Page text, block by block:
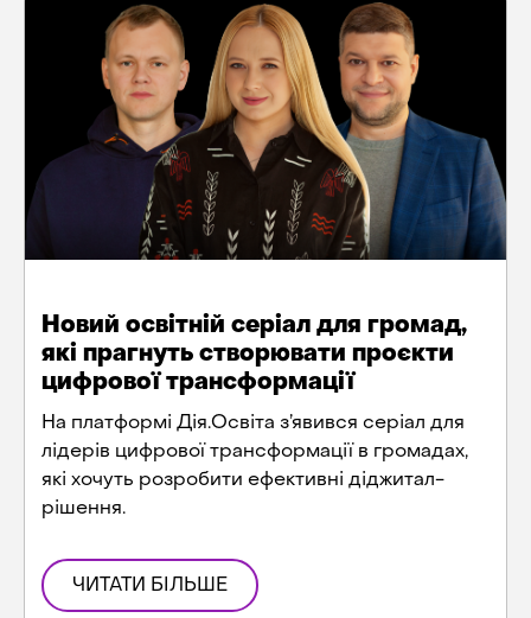
Новий освітній серіал для громад,
які прагнуть створювати проєкти
цифрової трансформації
На платформі Дія.Освіта з’явився серіал для
лідерів цифрової трансформації в громадах,
які хочуть розробити ефективні діджитал-
рішення.
ЧИТАТИ БІЛЬШЕ